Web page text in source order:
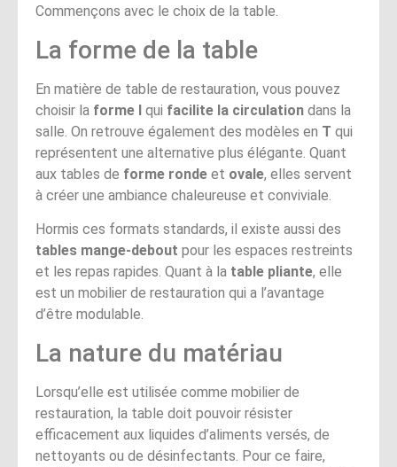
Commençons avec le choix de la table.
La forme de la table
En matière de table de restauration, vous pouvez
choisir la forme I qui facilite la circulation dans la
salle. On retrouve également des modèles en T qui
représentent une alternative plus élégante. Quant
aux tables de forme ronde et ovale, elles servent
à créer une ambiance chaleureuse et conviviale.
Hormis ces formats standards, il existe aussi des
tables mange-debout pour les espaces restreints
et les repas rapides. Quant à la table pliante, elle
est un mobilier de restauration qui a l’avantage
d’être modulable.
La nature du matériau
Lorsqu’elle est utilisée comme mobilier de
restauration, la table doit pouvoir résister
efficacement aux liquides d’aliments versés, de
nettoyants ou de désinfectants. Pour ce faire,